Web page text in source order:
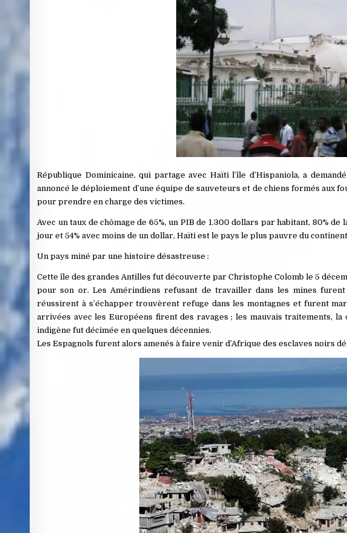
République Dominicaine, qui partage avec Haïti l’île d’Hispaniola, a
annoncé le déploiement d’une équipe de sauveteurs et de chiens formés aux
pour prendre en charge des victimes.
Avec un taux de chômage de 65%, un PIB de 1.300 dollars par habitant, 80%
jour et 54% avec moins de un dollar, Haïti est le pays le plus pauvre du
Un pays miné par une histoire désastreuse :
Cette île des grandes Antilles fut découverte par Christophe Colomb le 5
pour son or. Les Amérindiens refusant de travailler dans les mines
réussirent à s’échapper trouvèrent refuge dans les montagnes et furent
arrivées avec les Européens firent des ravages ; les mauvais traitements,
indigène fut décimée en quelques décennies.
Les Espagnols furent alors amenés à faire venir d’Afrique des esclaves noirs